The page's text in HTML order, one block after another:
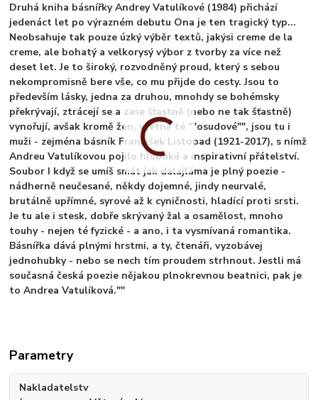
Druhá kniha básnířky Andrey Vatulíkové (1984) přichází
jedenáct let po výrazném debutu Ona je ten tragický typ...
Neobsahuje tak pouze úzký výběr textů, jakýsi creme de la
creme, ale bohatý a velkorysý výbor z tvorby za více než
deset let. Je to široký, rozvodněný proud, který s sebou
nekompromisně bere vše, co mu přijde do cesty. Jsou to
především lásky, jedna za druhou, mnohdy se bohémsky
překrývají, ztrácejí se a zase šťastně (nebo ne tak šťastně)
vynořují, avšak kromě žen, včetně té ""osudové"", jsou tu i
muži - zejména básník František Listopad (1921-2017), s nímž
Andreu Vatulíkovou pojilo hluboké a inspirativní přátelství.
Soubor I když se umíš smát jak dalajláma je plný poezie -
nádherně neučesané, někdy dojemné, jindy neurvalé,
brutálně upřímné, syrové až k cyničnosti, hladící proti srsti.
Je tu ale i stesk, dobře skrývaný žal a osamělost, mnoho
touhy - nejen té fyzické - a ano, i ta vysmívaná romantika.
Básnířka dává plnými hrstmi, a ty, čtenáři, vyzobávej
jednohubky - nebo se nech tím proudem strhnout. Jestli má
současná česká poezie nějakou plnokrevnou beatnici, pak je
to Andrea Vatulíková.""
Parametry
Nakladatelstv